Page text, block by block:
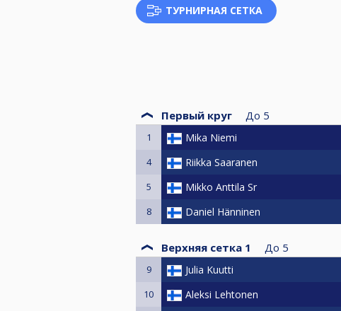
ТУРНИРНАЯ СЕТКА
Первый круг До 5
1 Mika Niemi
4 Riikka Saaranen
5 Mikko Anttila Sr
8 Daniel Hänninen
Верхняя сетка 1 До 5
9 Julia Kuutti
10 Aleksi Lehtonen